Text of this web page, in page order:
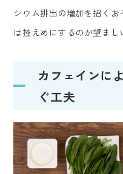
シウム排出の増加を招く
は控えめにするのが望まし
カフェインに
ぐ工夫